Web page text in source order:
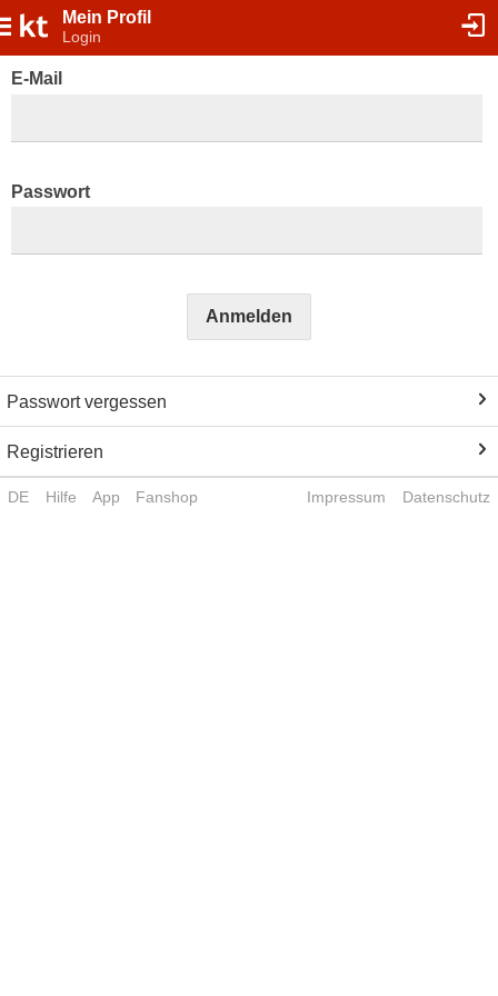
Mein Profil
Login
E-Mail
Passwort
Anmelden
Passwort vergessen
Registrieren
DE Hilfe App Fanshop Impressum Datenschutz